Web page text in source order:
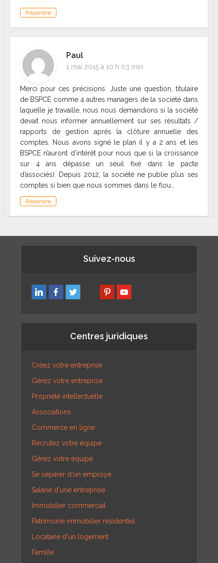
Répondre
Paul
1 mai 2015 à 10 h 03 min
Merci pour ces précisions. Juste une question, titulaire
de BSPCE comme 4 autres managers de la société dans
laquelle je travaille, nous nous demandions si la société
devait nous informer annuellement sur ses résultats /
rapports de gestion après la clôture annuelle des
comptes. Nous avons signé le plan il y a 2 ans et les
BSPCE n’auront d’intérêt pour nous que si la croissance
sur 4 ans dépasse un seuil fixé dans le pacte
d’associés). Depuis 2012, la société ne publie plus ses
comptes si bien que nous sommes dans le flou…
Répondre
Suivez-nous
Centres juridiques
Créez votre entreprise
Gérez votre entreprise
Propriété intellectuelle
Associations
Commerce en ligne
Recrutez votre équipe
Gérez votre équipe
Se séparer d'un employé
Salarié d'une entreprise
Immobilier commercial
Patrimoine immobilier résidentiel
Locataire d'un logement
Famille